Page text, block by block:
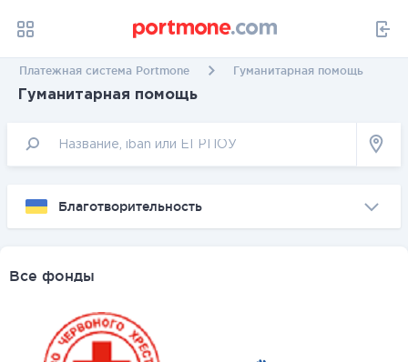
Платежная система Portmone Гуманитарная помощь
Гуманитарная помощь
Благотворительность
Все фонды